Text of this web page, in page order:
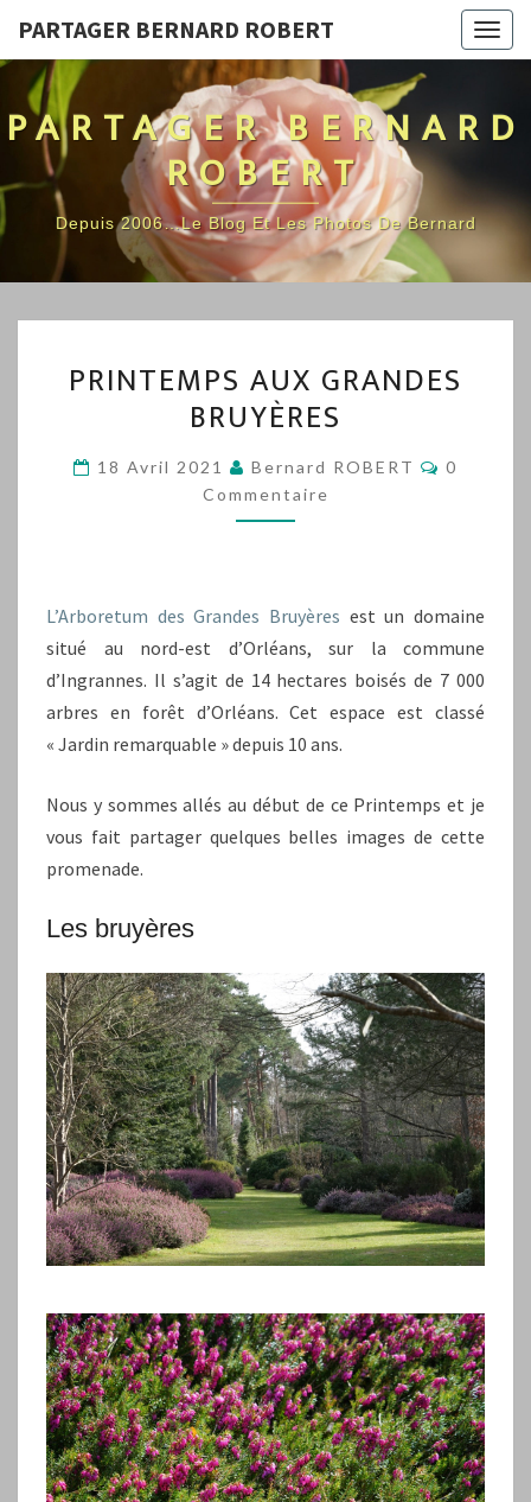
PARTAGER BERNARD ROBERT
PARTAGER BERNARD
ROBERT
Depuis 2006…Le Blog Et Les Photos De Bernard
AUX
GRANDES
PRINTEMPS AUX GRANDES
BRUYÈRES
18 Avril 2021 Bernard ROBERT
0
Commentaire
L’Arboretum des Grandes Bruyères est un domaine
situé au nord-est d’Orléans, sur la commune
d’Ingrannes. Il s’agit de 14 hectares boisés de 7 000
arbres en forêt d’Orléans. Cet espace est classé
« Jardin remarquable » depuis 10 ans.
Nous y sommes allés au début de ce Printemps et je
vous fait partager quelques belles images de cette
promenade.
Les bruyères